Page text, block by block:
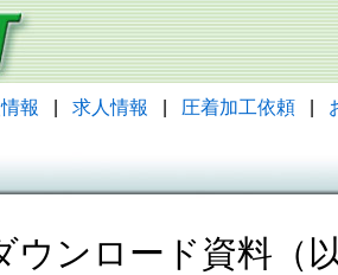
報 求人情報 圧着加工依頼
ウンロード資料（